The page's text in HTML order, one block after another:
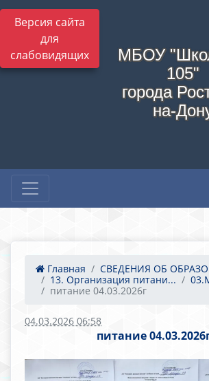
Версия сайта
для
слабовидящих
МБОУ
105"
города
на-
Главная
СВЕДЕНИЯ ОБ
13. Организация питани...
питание 04.03.2026г
04.03.2026 06:58
питание